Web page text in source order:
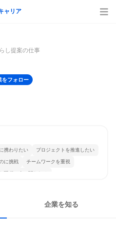
ャリア
し提案の仕事
をフォロー
携わりたい プロジェクトを推進したい
に挑戦 チームワークを重視
職種の人と関われる
企業を知る